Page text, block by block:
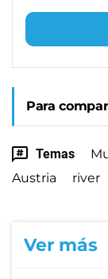
Para
Temas
Austria
river
Ver más